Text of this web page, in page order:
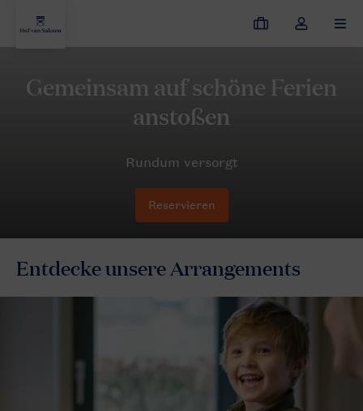
Meine
Dropdown-
Kontos
Hof van Saksen Arrangements Kulinarische Arrangements
Reservieren
Entdecke unsere Arrangements